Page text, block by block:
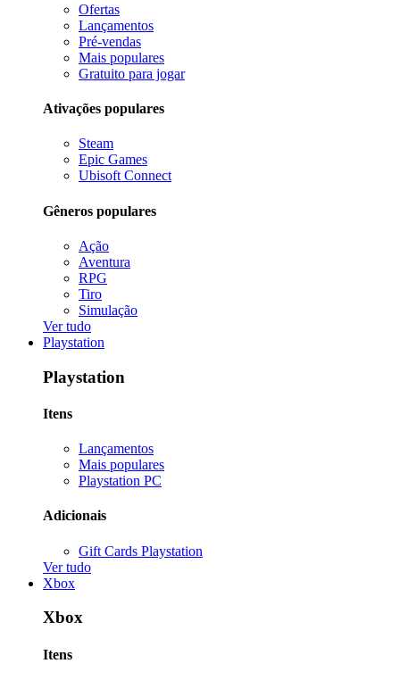
Ofertas
Lançamentos
Pré-vendas
Mais populares
Gratuito para jogar
Ativações populares
Steam
Epic Games
Ubisoft Connect
Gêneros populares
Ação
Aventura
RPG
Tiro
Simulação
Ver tudo
Playstation
Playstation
Itens
Lançamentos
Mais populares
Playstation PC
Adicionais
Gift Cards Playstation
Ver tudo
Xbox
Xbox
Itens